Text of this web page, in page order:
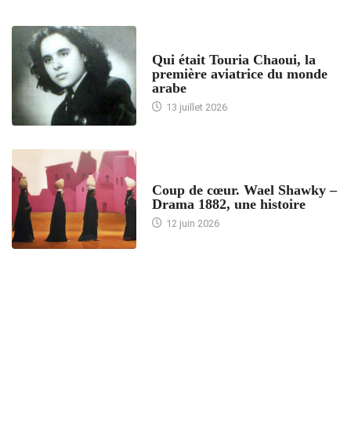
Qui était Touria Chaoui, la
première aviatrice du monde
arabe
13 juillet 2026
Coup de cœur. Wael Shawky –
Drama 1882, une histoire
12 juin 2026